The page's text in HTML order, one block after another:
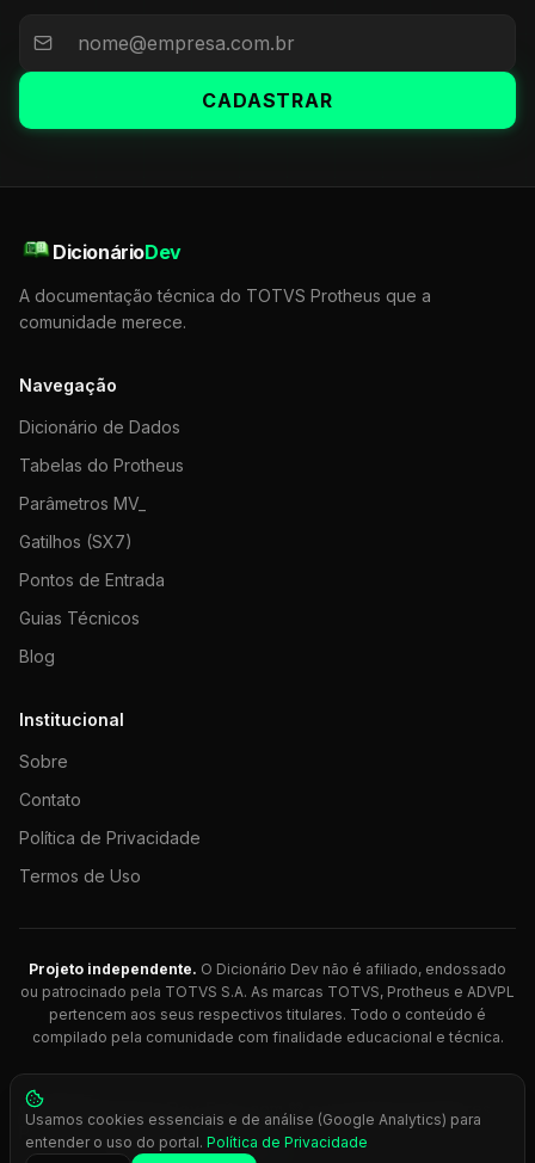
CADASTRAR
DicionárioDev
A documentação técnica do TOTVS Protheus que a
comunidade merece.
Navegação
Dicionário de Dados
Tabelas do Protheus
Parâmetros MV_
Gatilhos (SX7)
Pontos de Entrada
Guias Técnicos
Blog
Institucional
Sobre
Contato
Política de Privacidade
Termos de Uso
Projeto independente. O Dicionário Dev não é afiliado, endossado
ou patrocinado pela TOTVS S.A. As marcas TOTVS, Protheus e ADVPL
pertencem aos seus respectivos titulares. Todo o conteúdo é
compilado pela comunidade com finalidade educacional e técnica.
© 2026 Dicionário Dev. Feito com 💚 para desenvolvedores
Protheus.
Press Ctrl+K
Usamos cookies essenciais e de análise (Google Analytics) para
entender o uso do portal. Política de Privacidade